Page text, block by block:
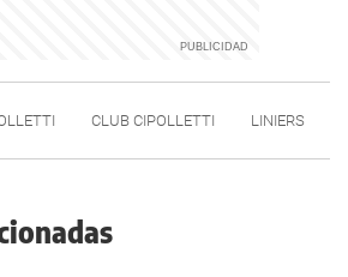
CLUB CIPOLLETTI LINIERS